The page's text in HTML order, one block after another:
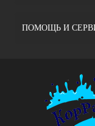
ПОМОЩЬ И